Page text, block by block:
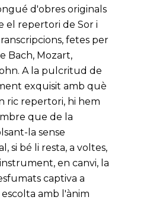
d'obres originals
el repertori de Sor i
fetes per
Bach, Mozart,
A la pulcritud de
exquisit amb què
ric repertori, hi hem
que de la
la sense
si bé li resta, a voltes,
en canvi, la
captiva a
amb l'ànim